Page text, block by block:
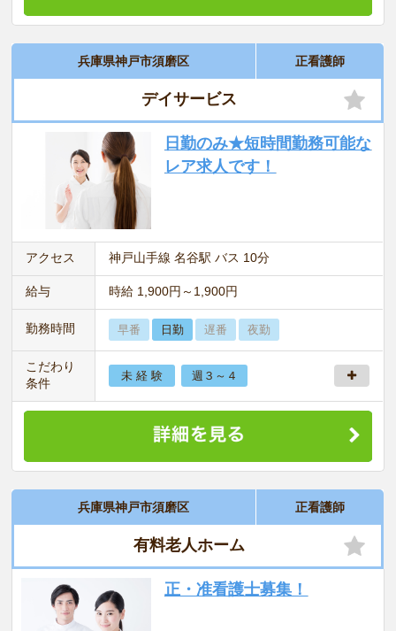
兵庫県神戸市須磨区 正看護師
デイサービス
日勤のみ★短時間勤務可能な
レア求人です！
アクセス 神戸山手線 名谷駅 バス 10分
給与 時給 1,900円～1,900円
勤務時間 早番 日勤 遅番 夜勤
こだわり
条件
未 経 験 週３～４
兵庫県神戸市須磨区 正看護師
有料老人ホーム
正・准看護士募集！